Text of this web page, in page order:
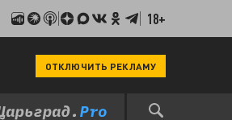
18+
ОТКЛЮЧИТЬ РЕКЛАМУ